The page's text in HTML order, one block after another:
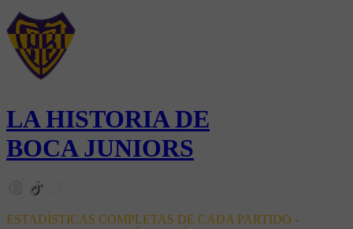
LA HISTORIA DE
BOCA JUNIORS
ESTADÍSTICAS COMPLETAS DE CADA PARTIDO -